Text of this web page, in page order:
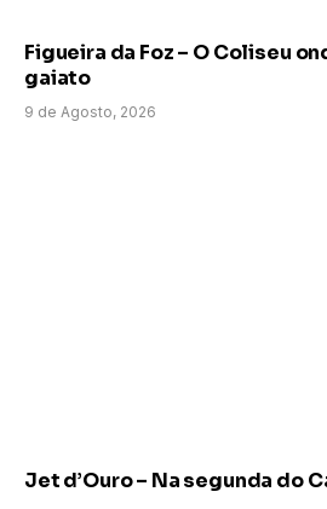
Figueira da Foz – O Coliseu
gaiato
9 de Agosto, 2026
Jet d’Ouro – Na segunda do